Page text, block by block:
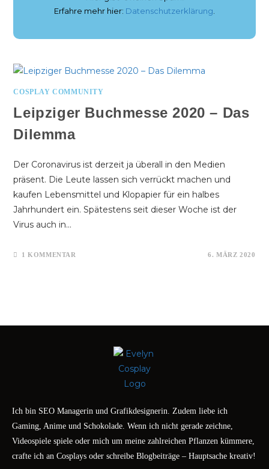
Erfahre mehr hier: Datenschutzerklärung
COSPLAY COMMUNITY
Leipziger Buchmesse 2020 – Das
Dilemma
Der Coronavirus ist derzeit ja überall in den Medien
präsent. Die Leute lassen sich verrückt machen und
kaufen Lebensmittel und Klopapier für ein halbes
Jahrhundert ein. Spätestens seit dieser Woche ist der
Virus auch in…
1 KOMMENTAR 6. MÄRZ 2020
Ich bin SEO Managerin und Grafikdesignerin. Zudem liebe ich
Gaming, Anime und Schokolade. Wenn ich nicht gerade zeichne,
Videospiele spiele oder mich um meine zahlreichen Pflanzen kümmere,
crafte ich an Cosplays oder schreibe Blogbeiträge – Hauptsache kreativ!